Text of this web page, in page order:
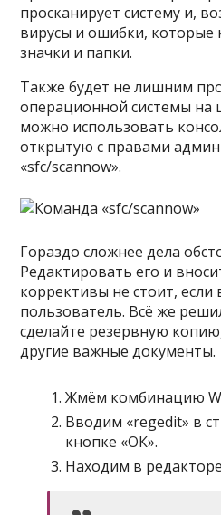
просканирует систему и,
вирусы и ошибки, которые
значки и папки.
Также будет не лишним
операционной системы на
можно использовать
открытую с правами
«sfc/scannow».
Гораздо сложнее дела
Редактировать его и
коррективы не стоит,
пользователь. Всё же
сделайте резервную
другие важные документы.
Жмём комбинацию
Вводим «regedit» в
кнопке «ОК».
Находим в